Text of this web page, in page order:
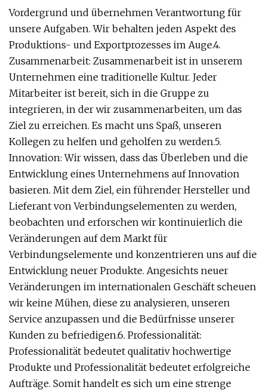
Vordergrund und übernehmen Verantwortung für
unsere Aufgaben. Wir behalten jeden Aspekt des
Produktions- und Exportprozesses im Auge.4.
Zusammenarbeit: Zusammenarbeit ist in unserem
Unternehmen eine traditionelle Kultur. Jeder
Mitarbeiter ist bereit, sich in die Gruppe zu
integrieren, in der wir zusammenarbeiten, um das
Ziel zu erreichen. Es macht uns Spaß, unseren
Kollegen zu helfen und geholfen zu werden.5.
Innovation: Wir wissen, dass das Überleben und die
Entwicklung eines Unternehmens auf Innovation
basieren. Mit dem Ziel, ein führender Hersteller und
Lieferant von Verbindungselementen zu werden,
beobachten und erforschen wir kontinuierlich die
Veränderungen auf dem Markt für
Verbindungselemente und konzentrieren uns auf die
Entwicklung neuer Produkte. Angesichts neuer
Veränderungen im internationalen Geschäft scheuen
wir keine Mühen, diese zu analysieren, unseren
Service anzupassen und die Bedürfnisse unserer
Kunden zu befriedigen.6. Professionalität:
Professionalität bedeutet qualitativ hochwertige
Produkte und Professionalität bedeutet erfolgreiche
Aufträge. Somit handelt es sich um eine strenge